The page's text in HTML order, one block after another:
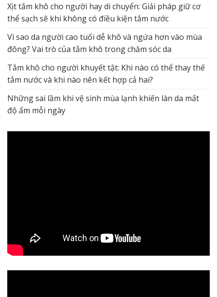
Xịt tắm khô cho người hay di chuyển: Giải pháp giữ cơ
thể sạch sẽ khi không có điều kiện tắm nước
Vì sao da người cao tuổi dễ khô và ngứa hơn vào mùa
đông? Vai trò của tắm khô trong chăm sóc da
Tắm khô cho người khuyết tật: Khi nào có thể thay thế
tắm nước và khi nào nên kết hợp cả hai?
Những sai lầm khi vệ sinh mùa lạnh khiến làn da mất
độ ẩm mỗi ngày